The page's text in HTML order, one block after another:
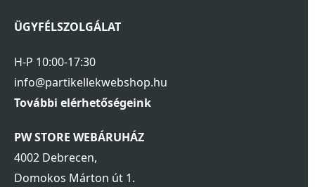
ÜGYFÉLSZOLGÁLAT
H-P 10:00-17:30
info@partikellekwebshop.hu
További elérhetőségeink
PW STORE WEBÁRUHÁZ
4002 Debrecen,
Domokos Márton út 1.